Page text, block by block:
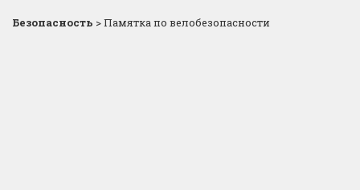
Безопасность >Памятка по велобезопасности